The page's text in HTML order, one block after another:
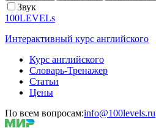
Звук
100LEVELs
Интерактивный курс английского
Курс английского
Словарь-Тренажер
Статьи
Цены
По всем вопросам:info@100levels.ru